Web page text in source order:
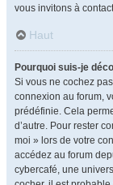
vous invitons à
Haut
Pourquoi suis-je
Si vous ne cochez
connexion au forum,
prédéfinie. Cela
d’autre. Pour rester
moi » lors de votre
accédez au forum
cybercafé, une